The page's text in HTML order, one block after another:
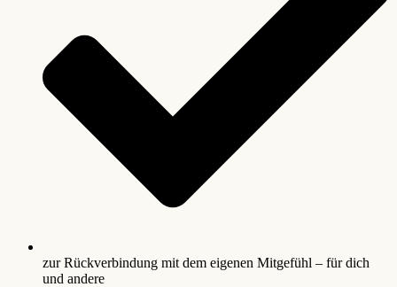
zur Rückverbindung mit dem eigenen Mitgefühl – für dich
und andere